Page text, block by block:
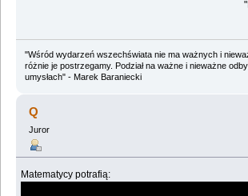
"Wśród wydarzeń wszechświata nie ma ważnych i
różnie je postrzegamy. Podział na ważne i nieważne
umysłach" - Marek Baraniecki
Q
Juror
Matematycy potrafią: